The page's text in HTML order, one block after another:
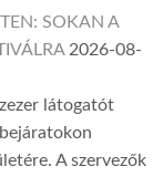
SOKAN A
2026-08-
látogatót
A szervezők